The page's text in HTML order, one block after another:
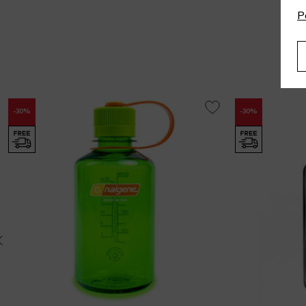
-30% -30%